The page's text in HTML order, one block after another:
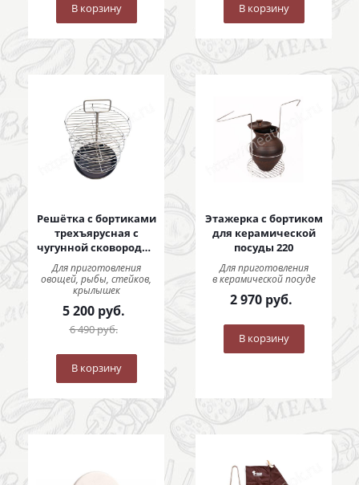
В корзину В корзину
Решётка с бортиками
трехъярусная с
чугунной сковородой
Для приготовления
овощей, рыбы, стейков,
крылышек
5 200руб.
6 490руб.
В корзину
Этажерка с бортиком
для керамической
посуды 220
Для приготовления
в керамической посуде
2 970руб.
В корзину